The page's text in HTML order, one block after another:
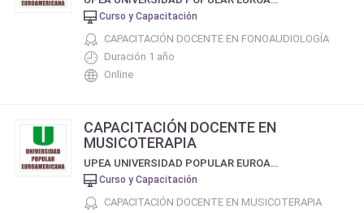
Curso y Capacitación
CAPACITACIÓN DOCENTE EN FONOAUDIOLOGÍA
Duración 1 año
Online
CAPACITACIÓN DOCENTE EN
MUSICOTERAPIA
UPEA UNIVERSIDAD POPULAR EUROAMERICANA
Curso y Capacitación
CAPACITACIÓN DOCENTE EN MUSICOTERAPIA